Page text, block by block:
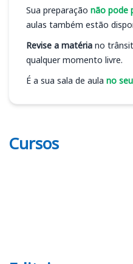
Sua preparação não pode
aulas também estão
Revise a matéria no
qualquer momento livre.
É a sua sala de aula no
Cursos